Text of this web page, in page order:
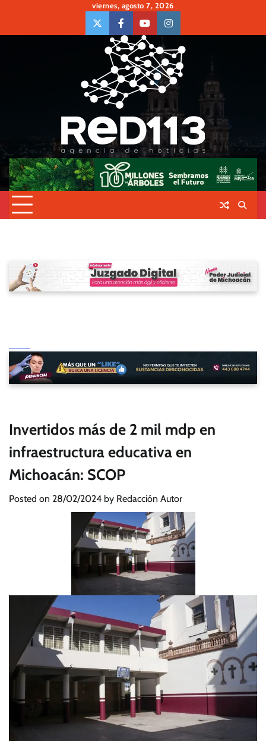
content
viernes, agosto 7, 2026
twiter Face Youtubeinsta
Invertidos más de 2 mil mdp en
infraestructura educativa en
Michoacán: SCOP
Posted on 28/02/2024 by Redacción Autor